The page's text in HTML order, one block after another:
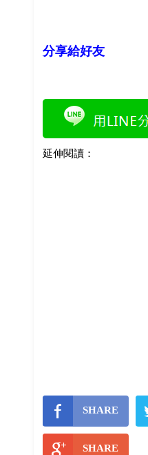
分享給好友
延伸閱讀：
SHARE
SHARE